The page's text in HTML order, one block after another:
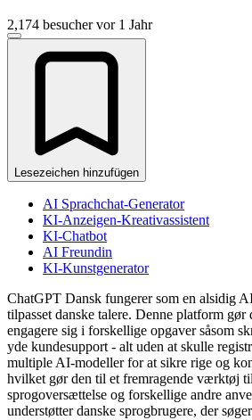
2,174 besucher vor 1 Jahr
Lesezeichen hinzufügen
AI Sprachchat-Generator
KI-Anzeigen-Kreativassistent
KI-Chatbot
AI Freundin
KI-Kunstgenerator
ChatGPT Dansk fungerer som en alsidig
tilpasset danske talere. Denne platform
engagere sig i forskellige opgaver såsom
yde kundesupport - alt uden at skulle
multiple AI-modeller for at sikre rige og
hvilket gør den til et fremragende værktøj
sprogoversættelse og forskellige andre
understøtter danske sprogbrugere, der